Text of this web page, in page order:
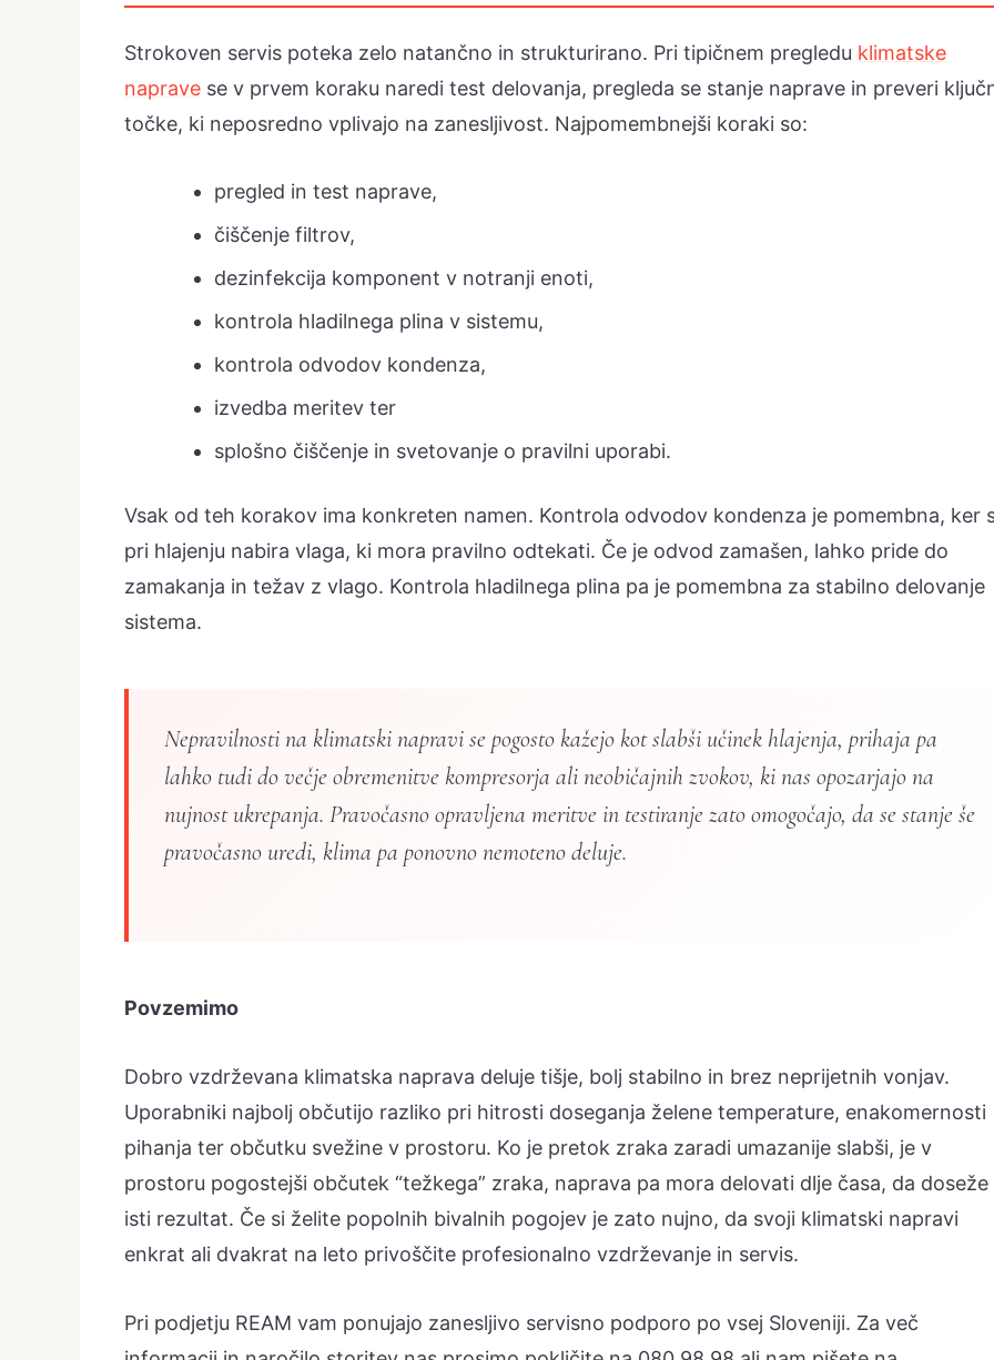
Strokoven servis poteka zelo natančno in strukturirano. Pri tipičnem pregledu klimatske
naprave se v prvem koraku naredi test delovanja, pregleda se stanje naprave in preveri
točke, ki neposredno vplivajo na zanesljivost. Najpomembnejši koraki so:
pregled in test naprave,
čiščenje filtrov,
dezinfekcija komponent v notranji enoti,
kontrola hladilnega plina v sistemu,
kontrola odvodov kondenza,
izvedba meritev ter
splošno čiščenje in svetovanje o pravilni uporabi.
Vsak od teh korakov ima konkreten namen. Kontrola odvodov kondenza je pomembna, ker
pri hlajenju nabira vlaga, ki mora pravilno odtekati. Če je odvod zamašen, lahko pride do
zamakanja in težav z vlago. Kontrola hladilnega plina pa je pomembna za stabilno delovanje
sistema.
Nepravilnosti na klimatski napravi se pogosto kažejo kot slabši učinek hlajenja, prihaja pa
lahko tudi do večje obremenitve kompresorja ali neobičajnih zvokov, ki nas opozarjajo na
nujnost ukrepanja. Pravočasno opravljena meritve in testiranje zato omogočajo, da se stanje še
pravočasno uredi, klima pa ponovno nemoteno deluje.
Povzemimo
Dobro vzdrževana klimatska naprava deluje tišje, bolj stabilno in brez neprijetnih vonjav.
Uporabniki najbolj občutijo razliko pri hitrosti doseganja želene temperature, enakomernosti
pihanja ter občutku svežine v prostoru. Ko je pretok zraka zaradi umazanije slabši, je v
prostoru pogostejši občutek “težkega” zraka, naprava pa mora delovati dlje časa, da doseže
isti rezultat. Če si želite popolnih bivalnih pogojev je zato nujno, da svoji klimatski napravi
enkrat ali dvakrat na leto privoščite profesionalno vzdrževanje in servis.
Pri podjetju REAM vam ponujajo zanesljivo servisno podporo po vsej Sloveniji. Za več